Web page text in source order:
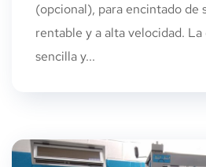
(opcional), para encintado de
rentable y a alta velocidad.
sencilla y...